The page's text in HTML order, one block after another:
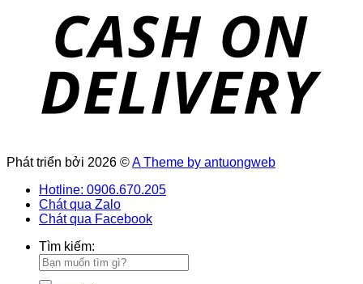
Phát triển bởi 2026 ©A Theme by antuongweb
Hotline: 0906.670.205
Chát qua Zalo
Chát qua Facebook
Tìm kiếm: